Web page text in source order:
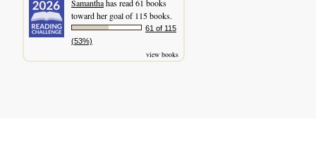
Samanthahas read 61 books
toward her goal of 115 books.
61 of 115
(53%)
view books